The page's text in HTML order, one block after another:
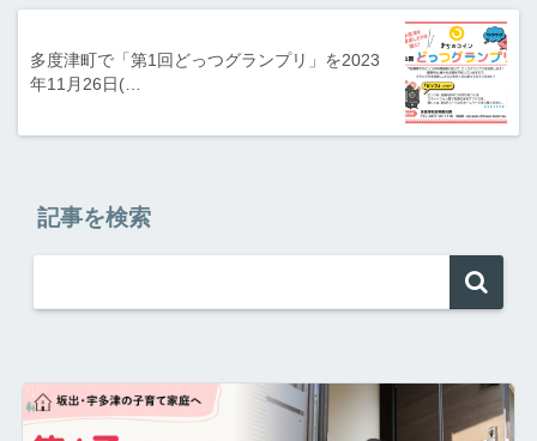
多度津町で「第1回どっつグランプリ」を2023
年11月26日(…
記事を検索